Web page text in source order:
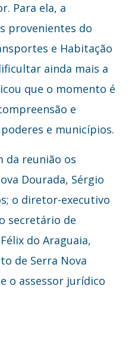
Para ela, a
provenientes do
e Habitação
ainda mais a
que o momento é
e
e municípios.
da reunião os
Dourada, Sérgio
o diretor-executivo
secretário de
do Araguaia,
de Serra Nova
o assessor jurídico